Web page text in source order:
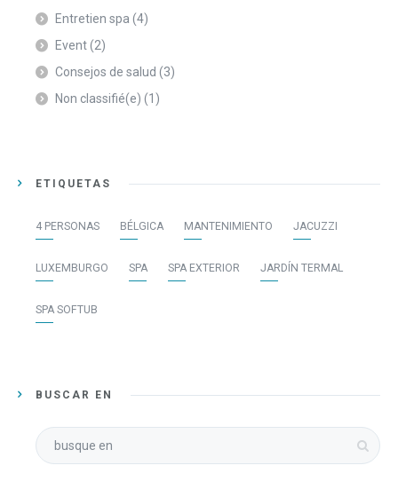
Entretien spa (4)
Event(2)
Consejos de salud (3)
Non classifié(e) (1)
ETIQUETAS
4 PERSONAS BÉLGICA MANTENIMIENTO JACUZZI
LUXEMBURGO SPA SPA EXTERIOR JARDÍN TERMAL
SPA SOFTUB
BUSCAR EN